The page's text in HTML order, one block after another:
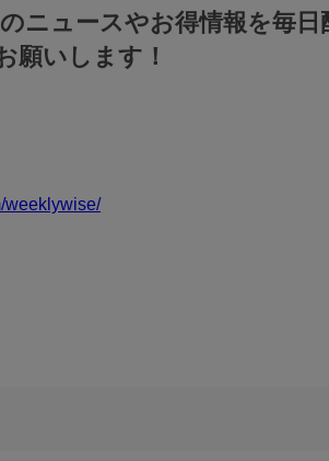
ニュースやお得情報を毎日
願いします！
weeklywise/